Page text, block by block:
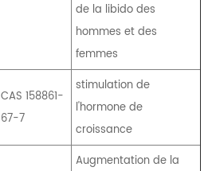
de la libido des
hommes et des
femmes
CAS 158861-
67-7
stimulation de
l'hormone de
croissance
Augmentation de la